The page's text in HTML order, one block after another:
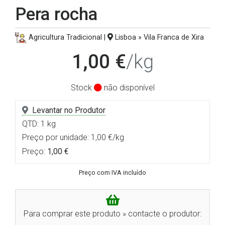
Pera rocha
Agricultura Tradicional | Lisboa » Vila Franca de Xira
1,00 €/kg
Stock não disponível
Levantar no Produtor
QTD: 1 kg
Preço por unidade: 1,00 €/kg
Preço: 1,00 €
Preço com IVA incluído
Para comprar este produto » contacte o produtor: